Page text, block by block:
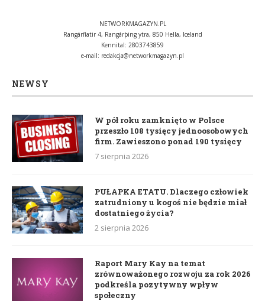
NETWORKMAGAZYN.PL
Rangárflatir 4, Rangárþing ytra, 850 Hella, Iceland
Kennital: 2803743859
e-mail: redakcja@networkmagazyn.pl
NEWSY
W pół roku zamknięto w Polsce
przeszło 108 tysięcy jednoosobowych
firm. Zawieszono ponad 190 tysięcy
7 sierpnia 2026
PUŁAPKA ETATU. Dlaczego człowiek
zatrudniony u kogoś nie będzie miał
dostatniego życia?
2 sierpnia 2026
Raport Mary Kay na temat
zrównoważonego rozwoju za rok 2026
podkreśla pozytywny wpływ
społeczny